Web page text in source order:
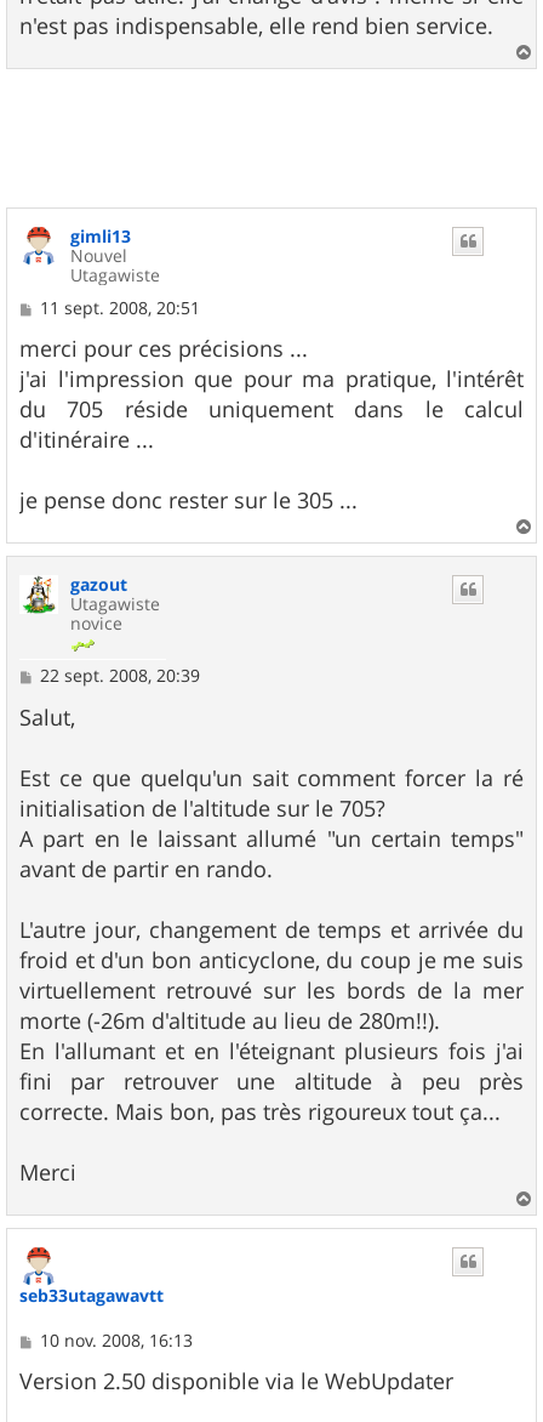
n'est pas indispensable, elle rend bien service.
a
gimli13
Nouvel
Utagawiste
M
s
s
a
g
e
11 sept. 2008, 20:51
merci pour ces précisions ...
j'ai l'impression que pour ma pratique, l'intérêt
du 705 réside uniquement dans le calcul
d'itinéraire ...
je pense donc rester sur le 305 ...
a
gazout
Utagawiste
novice
M
s
s
g
e
22 sept. 2008, 20:39
Salut,
Est ce que quelqu'un sait comment forcer la ré
initialisation de l'altitude sur le 705?
A part en le laissant allumé "un certain temps"
avant de partir en rando.
L'autre jour, changement de temps et arrivée du
froid et d'un bon anticyclone, du coup je me suis
virtuellement retrouvé sur les bords de la mer
morte (-26m d'altitude au lieu de 280m!!).
En l'allumant et en l'éteignant plusieurs fois j'ai
fini par retrouver une altitude à peu près
correcte. Mais bon, pas très rigoureux tout ça...
Merci
a
seb33utagawavtt
M
s
s
10 nov. 2008, 16:13
Version 2.50 disponible via le WebUpdater